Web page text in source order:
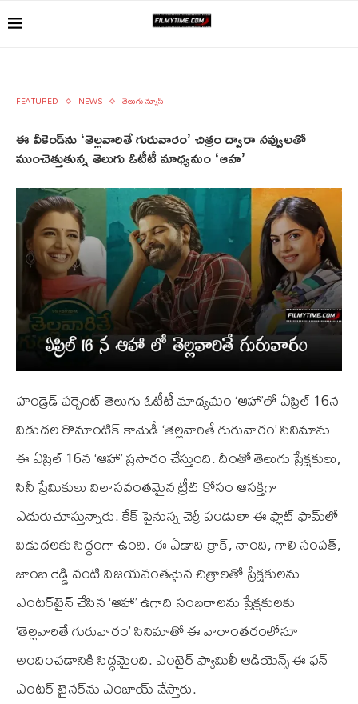
FEATURED NEWS తెలుగు న్యూస్
ఈ వీకెండ్‌ను ‘తెల్ల‌వారితే గురువారం’ చిత్రం ద్వారా న‌వ్వుల‌తో
ముంచెత్తుతున్న తెలుగు ఓటీటీ మాధ్య‌మం ‘ఆహ’
హండ్రెడ్ పర్సెంట్ తెలుగు ఓటీటీ మాధ్యమం ‘ఆహా’లో ఏప్రిల్ 16న
విడుదల రొమాంటిక్ కామెడీ ‘తెల్లవారితే గురువారం’ సినిమాను
ఈ ఏప్రిల్ 16న ‘ఆహా’ ప్రసారం చేస్తుంది. దీంతో తెలుగు ప్రేక్షకులు,
సినీ ప్రేమికులు విలాసవంతమైన ట్రీట్ కోసం ఆసక్తిగా
ఎదురుచూస్తున్నారు. కేక్ పైనున్న చెర్రీ పండులా ఈ ఫ్లాట్ ఫామ్‌లో
విడుదలకు సిద్ధంగా ఉంది. ఈ ఏడాది క్రాక్, నాంది, గాలి సంపత్,
జాంబి రెడ్డి వంటి విజయవంతమైన చిత్రాలతో ప్రేక్షకులను
ఎంటర్‌టైన్ చేసిన ‘ఆహా’ ఉగాది సంబరాలను ప్రేక్షకులకు
‘తెల్లవారితే గురువారం’ సినిమాతో ఈ వారాంతరంలోనూ
అందించడానికి సిద్ధమైంది. ఎంటైర్ ఫ్యామిలీ ఆడియెన్స్ ఈ ఫన్
ఎంటర్ టైనర్‌ను ఎంజాయ్ చేస్తారు.